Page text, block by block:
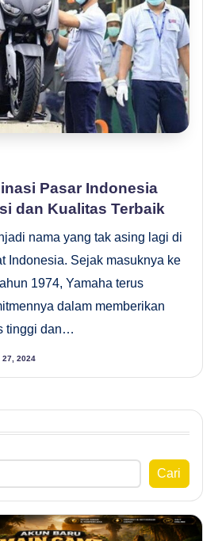
Pasar Indonesia
dan Kualitas Terbaik
nama yang tak asing lagi di
Indonesia. Sejak masuknya ke
1974, Yamaha terus
dalam memberikan
tinggi dan…
27, 2024
Cari